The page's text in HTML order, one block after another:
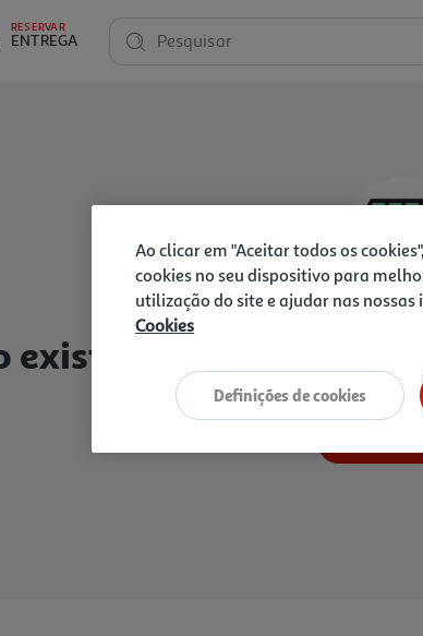
RESERVAR
ENTREGA Pesquisar
existem produtos
Ao clicar em "Aceitar todos os
cookies no seu dispositivo para
utilização do site e ajudar nas
Cookies
Definições de cookies